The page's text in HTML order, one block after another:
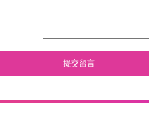
提交留言